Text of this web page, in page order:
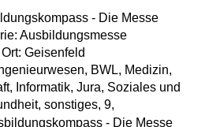
- Die Messe
Ausbildungsmesse
Ort: Geisenfeld
BWL, Medizin,
Informatik, Jura, Soziales und
sonstiges, 9,